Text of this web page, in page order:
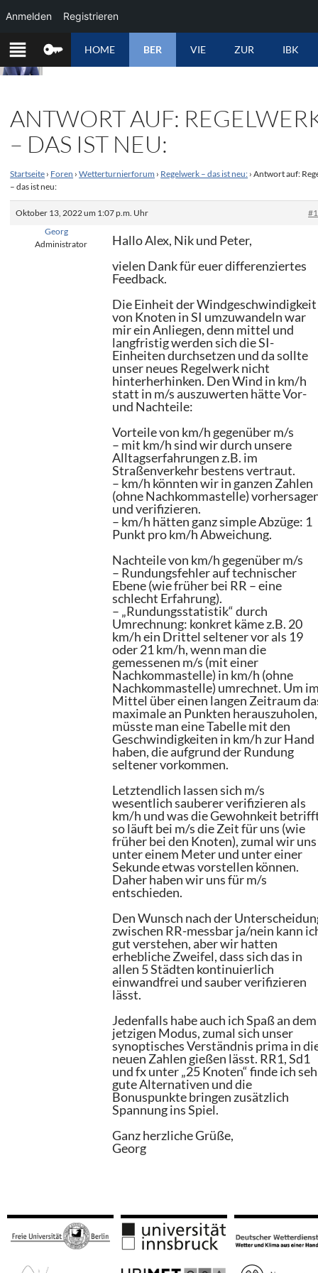
ZUM
INHALT
SPRINGEN
HOME BER VIE ZUR IBK
ANTWORT AUF:
– DAS IST NEU:
Startseite › Foren › Wetterturnierforum › Regelwerk – das ist neu: › Antwort auf:
– das ist neu:
Oktober 13, 2022 um 1:07 p.m. Uhr
Georg
Administrator
Hallo Alex, Nik und Peter,
vielen Dank für euer differenziertes
Feedback.
Die Einheit der Windgeschwindigkeit
von Knoten in SI umzuwandeln war
mir ein Anliegen, denn mittel und
langfristig werden sich die SI-
Einheiten durchsetzen und da sollte
unser neues Regelwerk nicht
hinterherhinken. Den Wind in km/h
statt in m/s auszuwerten hätte Vor-
und Nachteile:
Vorteile von km/h gegenüber m/s
– mit km/h sind wir durch unsere
Alltagserfahrungen z.B. im
Straßenverkehr bestens vertraut.
– km/h könnten wir in ganzen Zahlen
(ohne Nachkommastelle)
und verifizieren.
– km/h hätten ganz simple Abzüge: 1
Punkt pro km/h Abweichung.
Nachteile von km/h gegenüber m/s
– Rundungsfehler auf technischer
Ebene (wie früher bei RR – eine
schlecht Erfahrung).
– „Rundungsstatistik“ durch
Umrechnung: konkret käme z.B. 20
km/h ein Drittel seltener vor als 19
oder 21 km/h, wenn man die
gemessenen m/s (mit einer
Nachkommastelle) in km/h (ohne
Nachkommastelle) umrechnet. Um
Mittel über einen langen Zeitraum
maximale an Punkten herauszuholen,
müsste man eine Tabelle mit den
Geschwindigkeiten in km/h zur Hand
haben, die aufgrund der Rundung
seltener vorkommen.
Letztendlich lassen sich m/s
wesentlich sauberer verifizieren als
km/h und was die Gewohnkeit
so läuft bei m/s die Zeit für uns (wie
früher bei den Knoten), zumal wir uns
unter einem Meter und unter einer
Sekunde etwas vorstellen können.
Daher haben wir uns für m/s
entschieden.
Den Wunsch nach der
zwischen RR-messbar ja/nein kann
gut verstehen, aber wir hatten
erhebliche Zweifel, dass sich das in
allen 5 Städten kontinuierlich
einwandfrei und sauber verifizieren
lässt.
Jedenfalls habe auch ich Spaß an dem
jetzigen Modus, zumal sich unser
synoptisches Verständnis prima in
neuen Zahlen gießen lässt. RR1, Sd1
und fx unter „25 Knoten“ finde ich
gute Alternativen und die
Bonuspunkte bringen zusätzlich
Spannung ins Spiel.
Ganz herzliche Grüße,
Georg
Anmelden Registrieren